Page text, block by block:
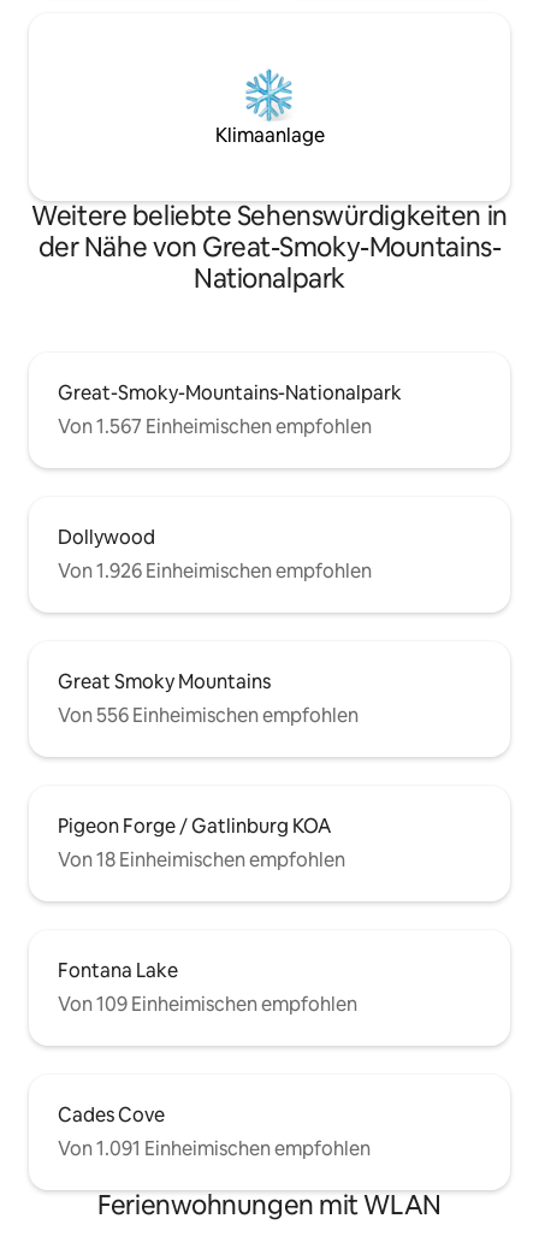
Klimaanlage
Weitere beliebte Sehenswürdigkeiten in
der Nähe von Great-Smoky-Mountains-
Nationalpark
Great-Smoky-Mountains-Nationalpark
Von 1.567 Einheimischen empfohlen
Dollywood
Von 1.926 Einheimischen empfohlen
Great Smoky Mountains
Von 556 Einheimischen empfohlen
Pigeon Forge / Gatlinburg KOA
Von 18 Einheimischen empfohlen
Fontana Lake
Von 109 Einheimischen empfohlen
Cades Cove
Von 1.091 Einheimischen empfohlen
Ferienwohnungen mit WLAN